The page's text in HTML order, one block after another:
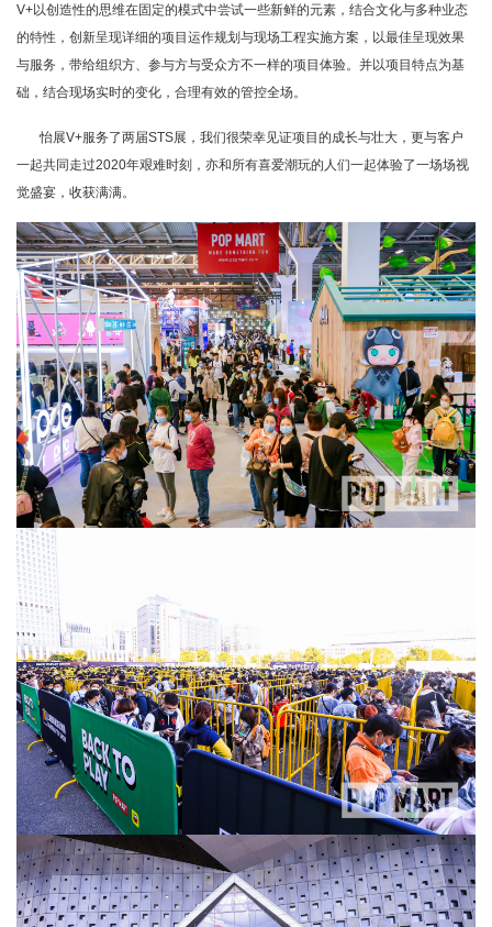
V+以创造性的思维在固定的模式中尝试一些新鲜的元素，结合文化与多种业态
的特性，创新呈现详细的项目运作规划与现场工程实施方案，以最佳呈现效果
与服务，带给组织方、参与方与受众方不一样的项目体验。并以项目特点为基
础，结合现场实时的变化，合理有效的管控全场。
怡展V+服务了两届STS展，我们很荣幸见证项目的成长与壮大，更与客户
一起共同走过2020年艰难时刻，亦和所有喜爱潮玩的人们一起体验了一场场视
觉盛宴，收获满满。